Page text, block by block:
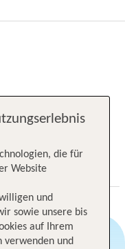
7 TUI Service
die für
Website
und
sowie unsere bis
auf Ihrem
verwenden und